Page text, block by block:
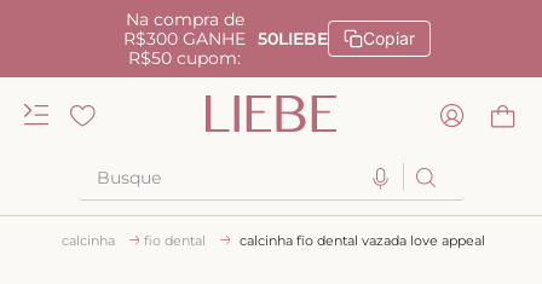
Na compra de
R$300 GANHE
R$50 cupom:
50LIEBE Copiar
calcinha fio dental calcinha fio dental vazada love appeal
TERMOS MAIS BUSCADOS